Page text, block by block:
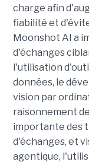
charge afin
fiabilité et
Moonshot AI a
d'échanges
l'utilisation
données, le
vision par
raisonnement
importante des
d'échanges, et
agentique,